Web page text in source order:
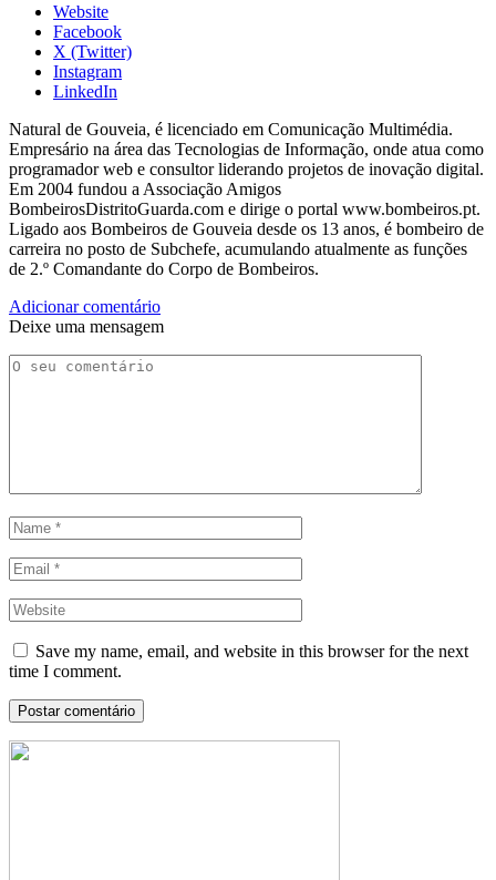
Website
Facebook
X (Twitter)
Instagram
LinkedIn
Natural de Gouveia, é licenciado em Comunicação Multimédia.
Empresário na área das Tecnologias de Informação, onde atua como
programador web e consultor liderando projetos de inovação digital.
Em 2004 fundou a Associação Amigos
BombeirosDistritoGuarda.com e dirige o portal www.bombeiros.pt.
Ligado aos Bombeiros de Gouveia desde os 13 anos, é bombeiro de
carreira no posto de Subchefe, acumulando atualmente as funções
de 2.º Comandante do Corpo de Bombeiros.
Adicionar comentário
Deixe uma mensagem
Save my name, email, and website in this browser for the next
time I comment.